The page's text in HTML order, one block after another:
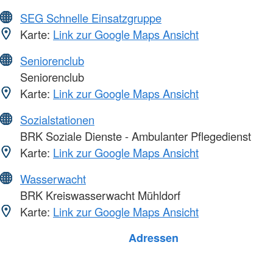
SEG Schnelle Einsatzgruppe
Karte: Link zur Google Maps Ansicht
Seniorenclub
Seniorenclub
Karte: Link zur Google Maps Ansicht
Sozialstationen
BRK Soziale Dienste - Ambulanter Pflegedienst
Karte: Link zur Google Maps Ansicht
Wasserwacht
BRK Kreiswasserwacht Mühldorf
Karte: Link zur Google Maps Ansicht
Adressen